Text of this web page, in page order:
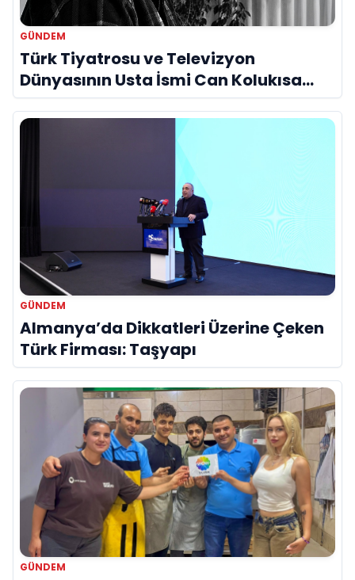
GÜNDEM
Türk Tiyatrosu ve Televizyon
Dünyasının Usta İsmi Can Kolukısa
Hayatını Kaybetti
GÜNDEM
Almanya’da Dikkatleri Üzerine Çeken
Türk Firması: Taşyapı
GÜNDEM